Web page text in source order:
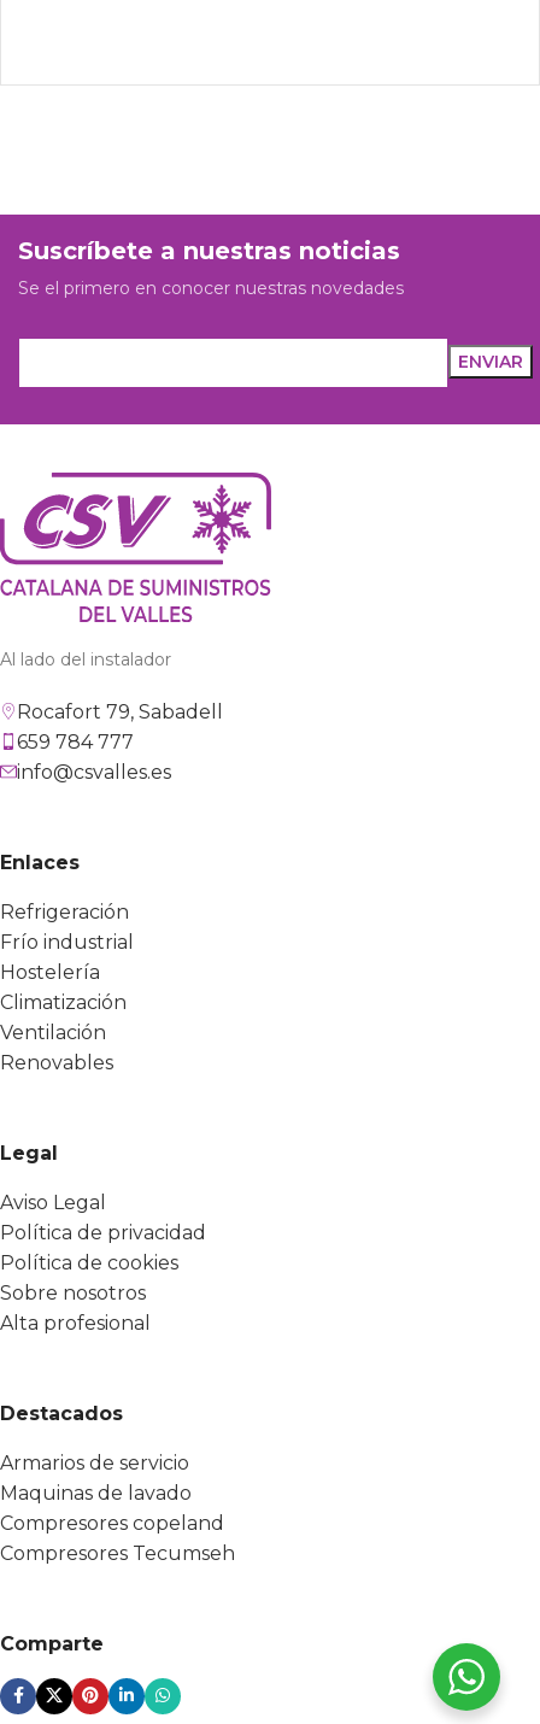
Suscríbete a nuestras noticias
Se el primero en conocer nuestras novedades
Al lado del instalador
Rocafort 79, Sabadell
659 784 777
info@csvalles.es
Enlaces
Refrigeración
Frío industrial
Hostelería
Climatización
Ventilación
Renovables
Legal
Aviso Legal
Política de privacidad
Política de cookies
Sobre nosotros
Alta profesional
Destacados
Armarios de servicio
Maquinas de lavado
Compresores copeland
Compresores Tecumseh
Comparte